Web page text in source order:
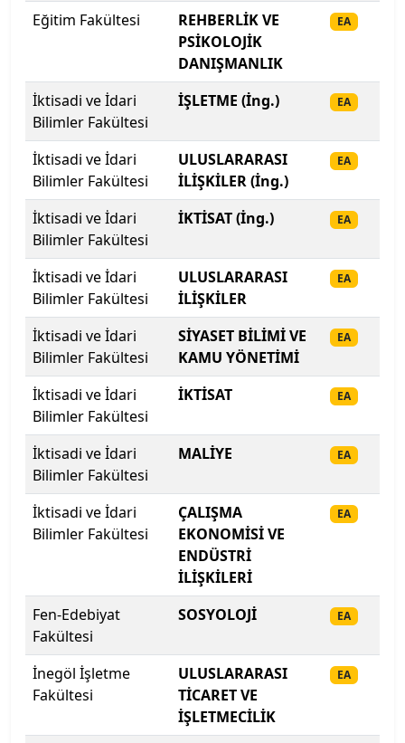
Hakkari Üniversitesi
Harran Üniversitesi
Hasan Kalyoncu Üniversitesi
Hatay Mustafa Kemal Üniversitesi
Hoca Ahmet Yesevi Uluslararası Türk-Kazak
Üniversitesi
Iğdır Üniversitesi
Isparta Uygulamalı Bilimler Üniversitesi
Işık Üniversitesi
İbn Haldun Üniversitesi
İhsan Doğramacı Bilkent Üniversitesi
İskenderun Teknik Üniversitesi
İstanbul 29 Mayıs Üniversitesi
İstanbul Arel Üniversitesi
Eğitim Fakültesi
REHBERLİK VE
PSİKOLOJİK
DANIŞMANLIK
EA
İktisadi ve İdari
Bilimler Fakültesi
İŞLETME (İng.) EA
İktisadi ve İdari
Bilimler Fakültesi
ULUSLARARASI
İLİŞKİLER (İng.)
EA
İktisadi ve İdari
Bilimler Fakültesi
İKTİSAT (İng.) EA
İktisadi ve İdari
Bilimler Fakültesi
ULUSLARARASI
İLİŞKİLER
EA
İktisadi ve İdari
Bilimler Fakültesi
SİYASET BİLİMİ VE
KAMU YÖNETİMİ
EA
İktisadi ve İdari
Bilimler Fakültesi
İKTİSAT EA
İktisadi ve İdari
Bilimler Fakültesi
MALİYE EA
İktisadi ve İdari
Bilimler Fakültesi
ÇALIŞMA
EKONOMİSİ VE
ENDÜSTRİ
İLİŞKİLERİ
EA
Fen-Edebiyat
Fakültesi
SOSYOLOJİ EA
İnegöl İşletme
Fakültesi
ULUSLARARASI
TİCARET VE
İŞLETMECİLİK
EA